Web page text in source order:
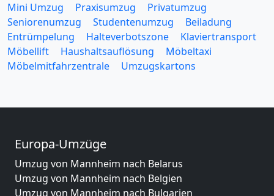
Mini Umzug
Praxisumzug
Privatumzug
Seniorenumzug
Studentenumzug
Beiladung
Entrümpelung
Halteverbotszone
Klaviertransport
Möbellift
Haushaltsauflösung
Möbeltaxi
Möbelmitfahrzentrale
Umzugskartons
Europa-Umzüge
Umzug von Mannheim nach Belarus
Umzug von Mannheim nach Belgien
Umzug von Mannheim nach Bulgarien